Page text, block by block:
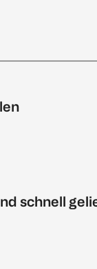
schnell